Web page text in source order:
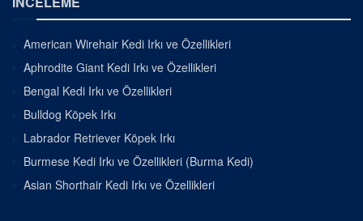
American Wirehair Kedi Irkı ve Özellikleri
Aphrodite Giant Kedi Irkı ve Özellikleri
Bengal Kedi Irkı ve Özellikleri
Bulldog Köpek Irkı
Labrador Retriever Köpek Irkı
Burmese Kedi Irkı ve Özellikleri (Burma Kedi)
Asian Shorthair Kedi Irkı ve Özellikleri